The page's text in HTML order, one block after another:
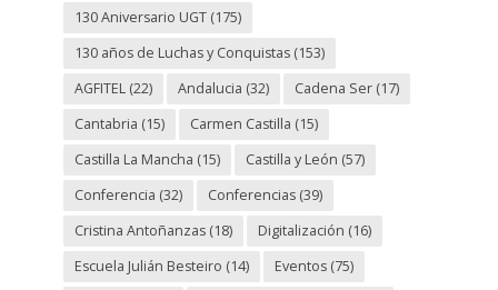
130 Aniversario UGT(175)
130 años de Luchas y Conquistas(153)
AGFITEL(22) Andalucia (32) Cadena Ser(17)
Cantabria (15) Carmen Castilla (15)
Castilla La Mancha (15) Castilla y León (57)
Conferencia (32) Conferencias(39)
Cristina Antoñanzas(18) Digitalización (16)
Escuela Julián Besteiro (14) Eventos(75)